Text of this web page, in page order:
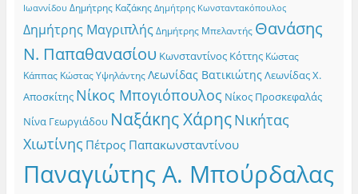
Ιωαννίδου Δημήτρης Καζάκης Δημήτρης Κωνσταντακόπουλος
Δημήτρης Μαγριπλής Δημήτρης Μπελαντής Θανάσης
Ν. Παπαθανασίου Κωνσταντίνος Κόττης Κώστας
Κάππας Κώστας Υψηλάντης Λεωνίδας ΒατικιώτηςΛεωνίδας Χ.
Αποσκίτης Νίκος Μπογιόπουλος Νίκος Προσκεφαλάς
Νίνα Γεωργιάδου Ναξάκης ΧάρηςΝικήτας
Χιωτίνης Πέτρος Παπακωνσταντίνου
Παναγιώτης Α. Μπούρδαλας